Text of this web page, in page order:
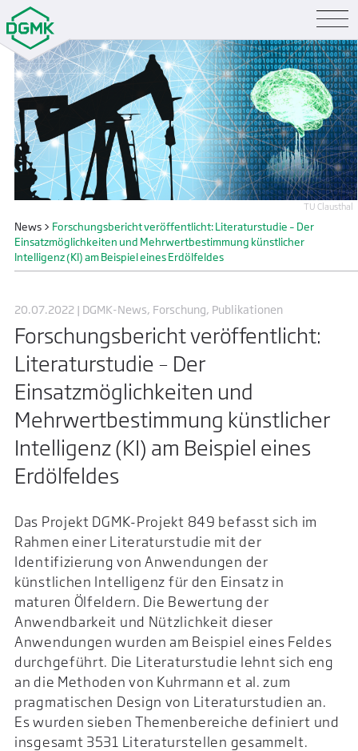
TU Clausthal
News> Forschungsbericht veröffentlicht: Literaturstudie – Der
Einsatzmöglichkeiten und Mehrwertbestimmung künstlicher
Intelligenz (KI) am Beispiel eines Erdölfeldes
20.07.2022 | DGMK-News, Forschung, Publikationen
Forschungsbericht veröffentlicht:
Literaturstudie – Der
Einsatzmöglichkeiten und
Mehrwertbestimmung künstlicher
Intelligenz (KI) am Beispiel eines
Erdölfeldes
Das Projekt DGMK-Projekt 849 befasst sich im
Rahmen einer Literaturstudie mit der
Identifizierung von Anwendungen der
künstlichen Intelligenz für den Einsatz in
maturen Ölfeldern. Die Bewertung der
Anwendbarkeit und Nützlichkeit dieser
Anwendungen wurden am Beispiel eines Feldes
durchgeführt. Die Literaturstudie lehnt sich eng
an die Methoden von Kuhrmann et al. zum
pragmatischen Design von Literaturstudien an.
Es wurden sieben Themenbereiche definiert und
insgesamt 3531 Literaturstellen gesammelt.